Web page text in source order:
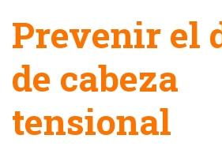
Prevenir el
de cabeza
tensional